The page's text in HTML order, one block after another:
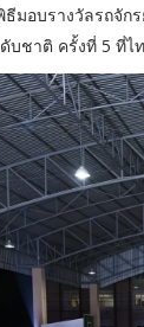
ธีมอบรางวัลรถจั
ชาติ ครั้งที่ 5 ที่ไ